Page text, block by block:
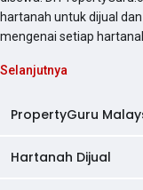
hartanah untuk dijual
mengenai setiap
Selanjutnya
PropertyGuru
AskGuru
Hartanah Dijual